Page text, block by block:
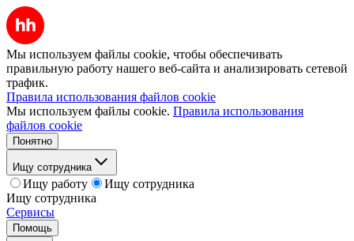
Мы используем файлы cookie, чтобы обеспечивать
правильную работу нашего веб-сайта и анализировать сетевой
трафик.
Правила использования файлов cookie
Мы используем файлы cookie. Правила использования
файлов cookie
Понятно
Ищу сотрудника
Ищу работу
Ищу сотрудника
Ищу сотрудника
Сервисы
Помощь